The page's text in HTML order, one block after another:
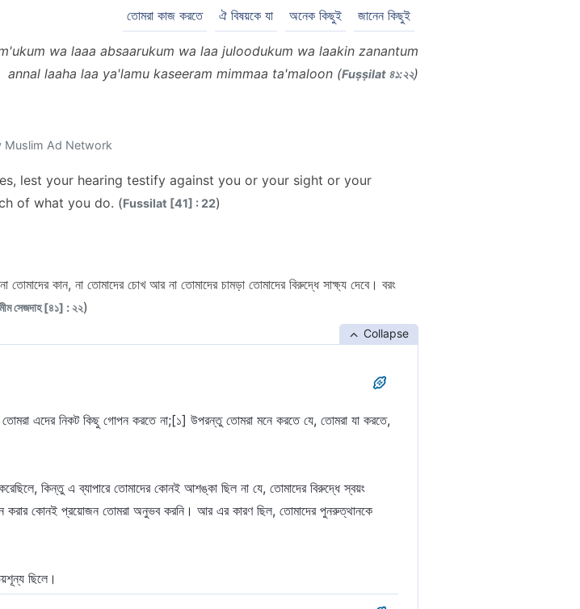
জানেন কিছুই
অনেক কিছুই
ঐ বিষয়কে যা
তোমরা কাজ করতে
wa laaa absaarukum wa laa juloodukum wa laakin zanantum
annal laaha laa ya'lamu kaseeram mimmaa ta'maloon (Fuṣṣilat ৪১:২২)
Muslim Ad Network
lest your hearing testify against you or your sight or your
of what you do. (Fussilat [41] : 22)
কান, না তোমাদের চোখ আর না তোমাদের চামড়া তোমাদের বিরুদ্ধে সাক্ষ্য দেবে। বরং
সেজদাহ [৪১] : ২২)
Collapse
তোমরা এদের নিকট কিছু গোপন করতে না;[১] উপরন্তু তোমরা মনে করতে যে, তোমরা যা করতে,
কিন্তু এ ব্যাপারে তোমাদের কোনই আশঙ্কা ছিল না যে, তোমাদের বিরুদ্ধে স্বয়ং
করার কোনই প্রয়োজন তোমরা অনুভব করনি। আর এর কারণ ছিল, তোমাদের পুনরুত্থানকে
ছিলে।